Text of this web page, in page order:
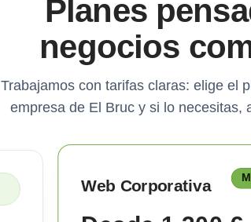
Planes
negocios
Trabajamos con tarifas claras: elige el
empresa de El Bruc y si lo necesitas,
Web Corporativa